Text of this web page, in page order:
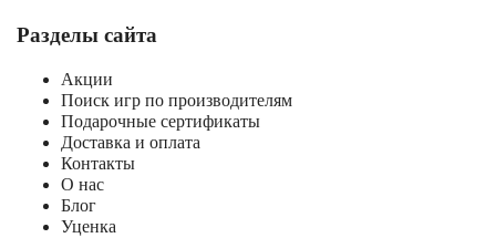
Разделы сайта
Акции
Поиск игр по производителям
Подарочные сертификаты
Доставка и оплата
Контакты
О нас
Блог
Уценка